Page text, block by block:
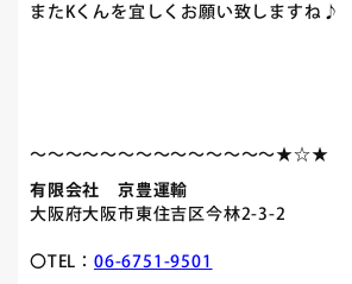
またKくんを宜しくお願い致しますね♪
～～～～～～～～～～～～～～★☆★
有限会社 京豊運輸
大阪府大阪市東住吉区今林2-3-2
〇TEL： 06-6751-9501